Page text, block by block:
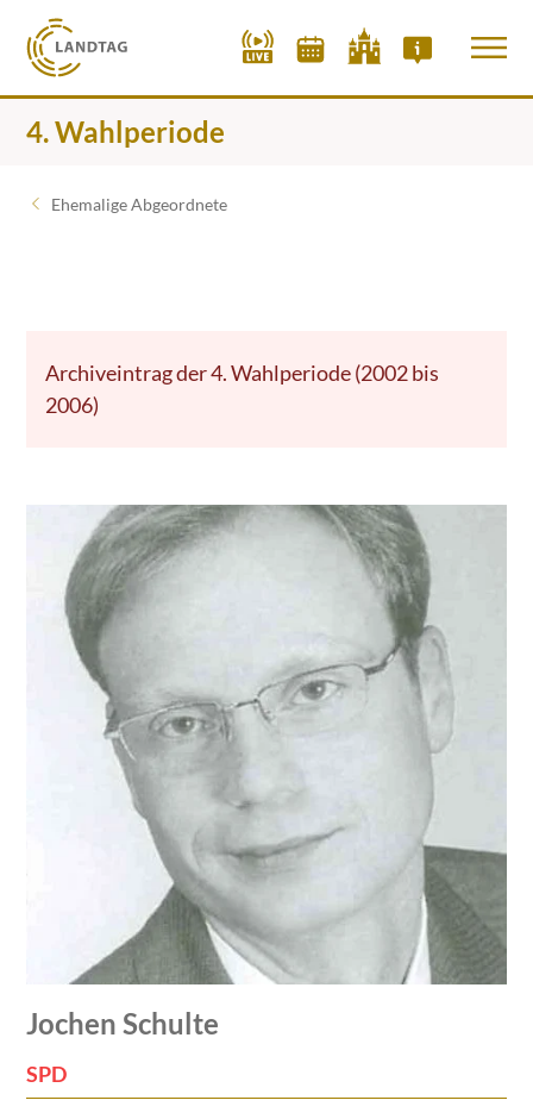
4. Wahlperiode
Ehemalige Abgeordnete
Archiveintrag der 4. Wahlperiode (2002 bis
2006)
Jochen Schulte
SPD